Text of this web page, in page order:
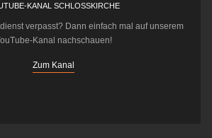
KANAL SCHLOSSKIRCHE
verpasst? Dann einfach mal auf unserem
Kanal nachschauen!
Zum Kanal